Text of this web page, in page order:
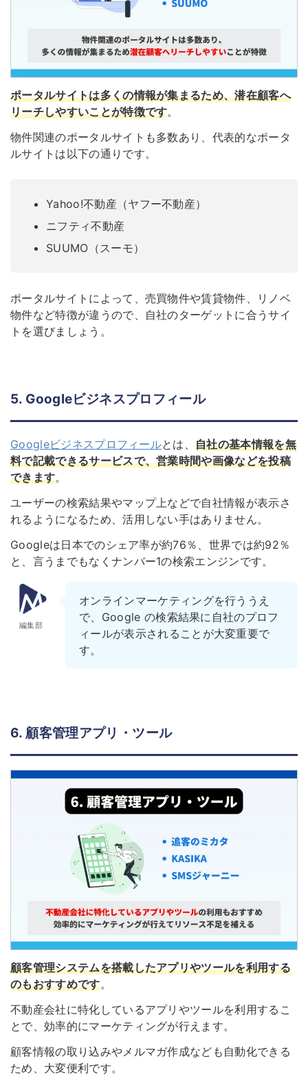
ポータルサイトは多くの情報が集まるため、潜在顧客へ
リーチしやすいことが特徴です。
物件関連のポータルサイトも多数あり、代表的なポータ
ルサイトは以下の通りです。
Yahoo!不動産（ヤフー不動産）
ニフティ不動産
SUUMO（スーモ）
ポータルサイトによって、売買物件や賃貸物件、リノベ
物件など特徴が違うので、自社のターゲットに合うサイ
トを選びましょう。
5. Googleビジネスプロフィール
Googleビジネスプロフィールとは、自社の基本情報を無
料で記載できるサービスで、営業時間や画像などを投稿
できます。
ユーザーの検索結果やマップ上などで自社情報が表示さ
れるようになるため、活用しない手はありません。
Googleは日本でのシェア率が約76％、世界では約92％
と、言うまでもなくナンバー1の検索エンジンです。
編集部
オンラインマーケティングを行ううえ
で、Google の検索結果に自社のプロフ
ィールが表示されることが大変重要で
す。
6. 顧客管理アプリ・ツール
顧客管理システムを搭載したアプリやツールを利用する
のもおすすめです。
不動産会社に特化しているアプリやツールを利用するこ
とで、効率的にマーケティングが行えます。
顧客情報の取り込みやメルマガ作成なども自動化できる
ため、大変便利です。